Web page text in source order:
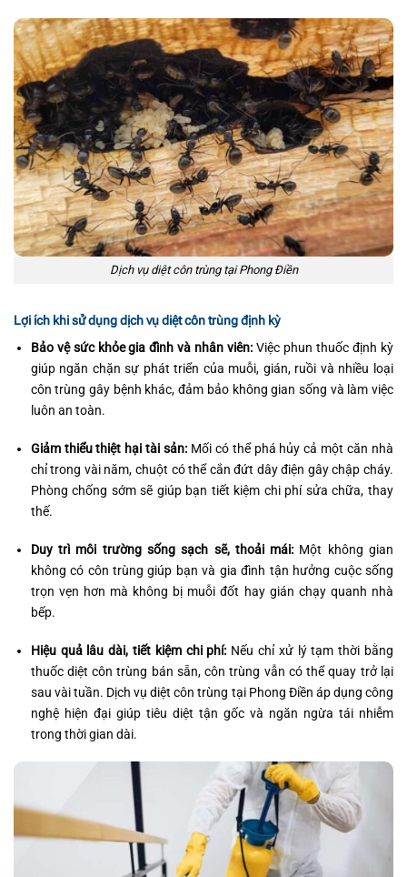
Dịch vụ diệt côn trùng tại Phong Điền
Lợi ích khi sử dụng dịch vụ diệt côn trùng định kỳ
Bảo vệ sức khỏe gia đình và nhân viên: Việc phun thuốc định kỳ
giúp ngăn chặn sự phát triển của muỗi, gián, ruồi và nhiều loại
côn trùng gây bệnh khác, đảm bảo không gian sống và làm việc
luôn an toàn.
Giảm thiểu thiệt hại tài sản: Mối có thể phá hủy cả một căn nhà
chỉ trong vài năm, chuột có thể cắn đứt dây điện gây chập cháy.
Phòng chống sớm sẽ giúp bạn tiết kiệm chi phí sửa chữa, thay
thế.
Duy trì môi trường sống sạch sẽ, thoải mái: Một không gian
không có côn trùng giúp bạn và gia đình tận hưởng cuộc sống
trọn vẹn hơn mà không bị muỗi đốt hay gián chạy quanh nhà
bếp.
Hiệu quả lâu dài, tiết kiệm chi phí: Nếu chỉ xử lý tạm thời bằng
thuốc diệt côn trùng bán sẵn, côn trùng vẫn có thể quay trở lại
sau vài tuần. Dịch vụ diệt côn trùng tại Phong Điền áp dụng công
nghệ hiện đại giúp tiêu diệt tận gốc và ngăn ngừa tái nhiễm
trong thời gian dài.